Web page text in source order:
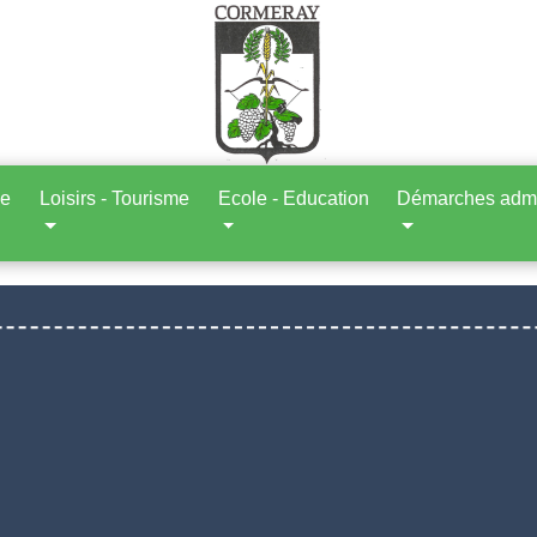
Loisirs - Tourisme Ecole - Education Démarches